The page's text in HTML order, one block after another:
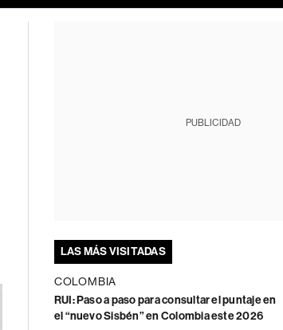
PUBLICIDAD
LAS MÁS VISITADAS
COLOMBIA
RUI: Paso a paso para consultar el puntaje en
el “nuevo Sisbén” en Colombia este 2026